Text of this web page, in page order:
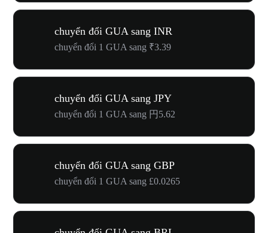
chuyển đổi GUA sang INR
chuyển đổi 1 GUA sang ₹3.39
chuyển đổi GUA sang JPY
chuyển đổi 1 GUA sang 円5.62
chuyển đổi GUA sang GBP
chuyển đổi 1 GUA sang £0.0265